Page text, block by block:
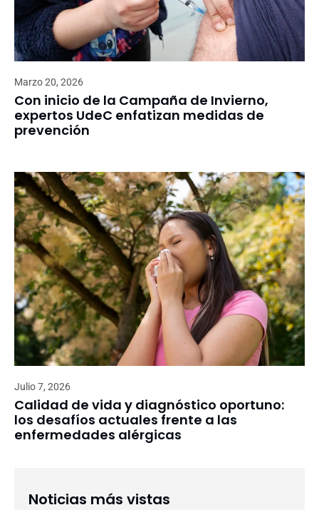
Marzo 20, 2026
Con inicio de la Campaña de Invierno,
expertos UdeC enfatizan medidas de
prevención
Julio 7, 2026
Calidad de vida y diagnóstico oportuno:
los desafíos actuales frente a las
enfermedades alérgicas
Noticias más vistas